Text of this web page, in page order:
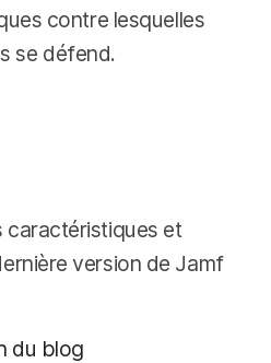
contre lesquelles
se défend.
caractéristiques et
version de Jamf
du blog